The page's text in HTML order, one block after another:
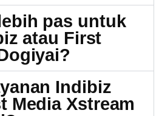
pas untuk
atau First
Indibiz
Media Xstream